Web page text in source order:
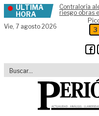
Skip to content
ÚLTIMA
HORA
Contraloría
riesgo obras
Vie, 7 agosto 2026 3